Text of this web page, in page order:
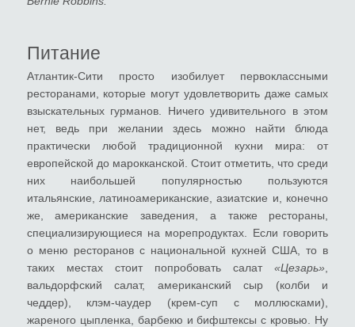
Питание
Атлантик-Сити просто изобилует первоклассными
ресторанами, которые могут удовлетворить даже самых
взыскательных гурманов. Ничего удивительного в этом
нет, ведь при желании здесь можно найти блюда
практически любой традиционной кухни мира: от
европейской до марокканской. Стоит отметить, что среди
них наибольшей популярностью пользуются
итальянские, латиноамериканские, азиатские и, конечно
же, американские заведения, а также рестораны,
специализирующиеся на морепродуктах. Если говорить
о меню ресторанов с национальной кухней США, то в
таких местах стоит попробовать салат«Цезарь»
вальдорфский салат, американский сыр (колби и
чеддер), клэм-чаудер (крем-суп с моллюсками),
жареного цыпленка, барбекю и бифштексы с кровью. Ну